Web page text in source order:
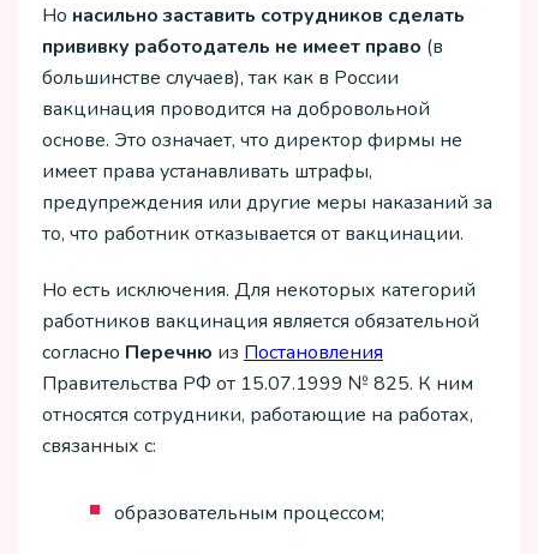
Но насильно заставить сотрудников сделать
прививку работодатель не имеет право (в
большинстве случаев), так как в России
вакцинация проводится на добровольной
основе. Это означает, что директор фирмы не
имеет права устанавливать штрафы,
предупреждения или другие меры наказаний за
то, что работник отказывается от вакцинации.
Но есть исключения. Для некоторых категорий
работников вакцинация является обязательной
согласно Перечню из Постановления
Правительства РФ от 15.07.1999 № 825. К ним
относятся сотрудники, работающие на работах,
связанных с:
образовательным процессом;